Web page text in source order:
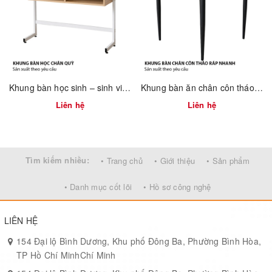
Quy trình sản xuất chính
theo kích thước CNC.
Uốn & dậptạo dáng chân, hộc được dập định hình.
Sơn tĩnh điện:phun và nung bảo ôn; kiểm tra độ phủ, độ bám
kiểm tra kích thước, độ chắc hàn, thử chịu tải ngẫu
Ưu điểm nổi bật
Khung bàn học sinh – sinh viên 750mm tháo ráp nhanh Vinahardware 2300.1.34805
Liên hệ
Khung bàn ăn chân côn tháo ráp nhanh 2300.1.73736
Liên hệ
Tìm kiếm nhiều: • Trang chủ • Giới thiệu • Sản phẩm
• Danh mục cốt lõi • Hồ sơ công nghệ
LIÊN HỆ
154 Đại lộ Bình Dương, Khu phố Đông Ba, Phường Bình Hòa,
TP Hồ Chí MinhChí Minh